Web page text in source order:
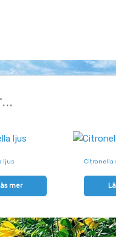
ljus
mer
Citronella